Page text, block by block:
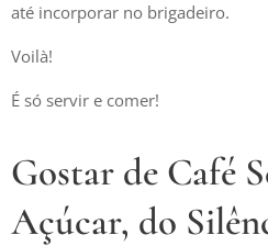
até incorporar no brigadeiro.
Voilà!
É só servir e comer!
Gostar de Café
Açúcar, do